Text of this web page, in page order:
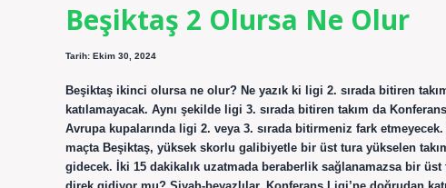
Beşiktaş 2 Olursa Ne Olur
Tarih: Ekim 30, 2024
Beşiktaş ikinci olursa ne olur? Ne yazık ki ligi 2. sırada bitiren
katılamayacak. Aynı şekilde ligi 3. sırada bitiren takım da
Avrupa kupalarında ligi 2. veya 3. sırada bitirmeniz fark
maçta Beşiktaş, yüksek skorlu galibiyetle bir üst tura yükselen
gidecek. İki 15 dakikalık uzatmada beraberlik sağlanamazsa bir